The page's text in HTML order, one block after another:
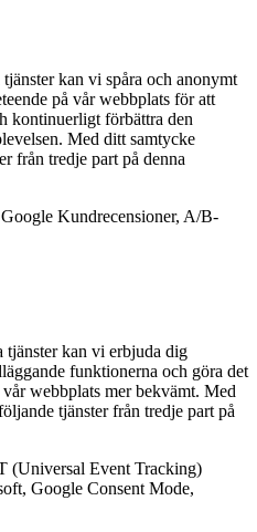
tjänster kan vi spåra och anonymt
på vår webbplats för att
kontinuerligt förbättra den
Med ditt samtycke
från tredje part på denna
Kundrecensioner, A/B-
tjänster kan vi erbjuda dig
funktionerna och göra det
webbplats mer bekvämt. Med
tjänster från tredje part på
(Universal Event Tracking)
Google Consent Mode,